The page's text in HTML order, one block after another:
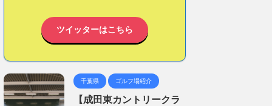
ツイッターはこちら
千葉県 ゴルフ場紹介
【成田東カントリークラ